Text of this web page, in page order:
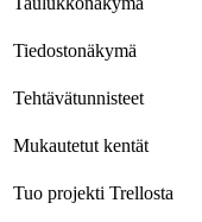
Tiedostonäkymä
Tehtävätunnisteet
Mukautetut kentät
Tuo projekti Trellosta